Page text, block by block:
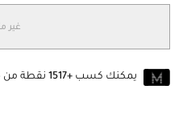
غير
يمكنك كسب +1517
نقطة من